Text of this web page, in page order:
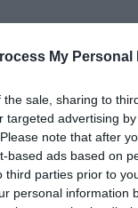
My Personal
the sale, sharing to
targeted advertising
note that after
based ads based on
third parties prior to
personal information
όλοι τα ίδια
νέες».
δεν είναι το
και χωρίς
των